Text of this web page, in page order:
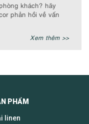
khách? hãy
phản hồi về vấn
Xem thêm >>
PHẨM
linen